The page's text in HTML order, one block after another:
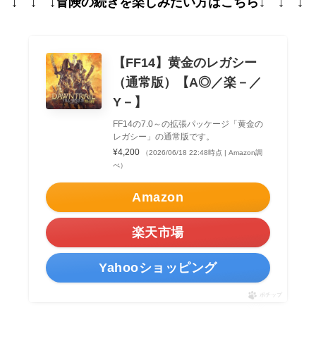
【FF14】黄金のレガシー
（通常版）【A◎／楽－／
Y－】
FF14の7.0～の拡張パッケージ「黄金の
レガシー」の通常版です。
¥4,200
（2026/06/18 22:48時点 | Amazon調
べ）
Amazon
楽天市場
Yahooショッピング
ポチップ